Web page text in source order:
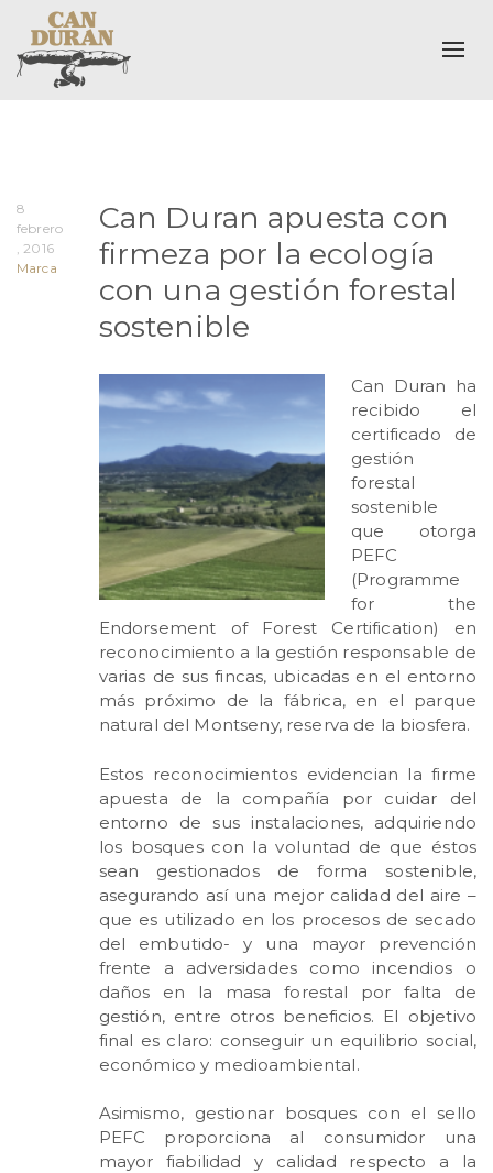
8
febrero
, 2016
Marca
Can Duran apuesta con
firmeza por la ecología
con una gestión forestal
sostenible
Can Duran ha
recibido el
certificado de
gestión
forestal
sostenible
que otorga
PEFC
(Programme
for the
Endorsement of Forest Certification) en
reconocimiento a la gestión responsable de
varias de sus fincas, ubicadas en el entorno
más próximo de la fábrica, en el parque
natural del Montseny, reserva de la biosfera.
Estos reconocimientos evidencian la firme
apuesta de la compañía por cuidar del
entorno de sus instalaciones, adquiriendo
los bosques con la voluntad de que éstos
sean gestionados de forma sostenible,
asegurando así una mejor calidad del aire –
que es utilizado en los procesos de secado
del embutido- y una mayor prevención
frente a adversidades como incendios o
daños en la masa forestal por falta de
gestión, entre otros beneficios. El objetivo
final es claro: conseguir un equilibrio social,
económico y medioambiental.
Asimismo, gestionar bosques con el sello
PEFC proporciona al consumidor una
mayor fiabilidad y calidad respecto a la